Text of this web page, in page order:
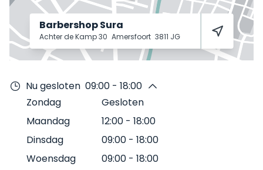
Barbershop Sura
Achter de Kamp 30 Amersfoort 3811 JG
Nu gesloten 09:00 - 18:00
Zondag
Gesloten
Maandag
12:00 - 18:00
Dinsdag
09:00 - 18:00
Woensdag
09:00 - 18:00